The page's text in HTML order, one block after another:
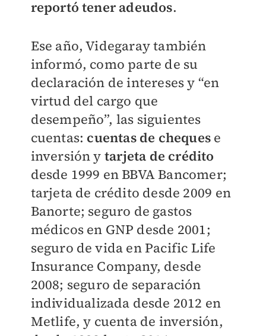
reportó tener adeudos.
Ese año, Videgaray también
informó, como parte de su
declaración de intereses y “en
virtud del cargo que
desempeño”, las siguientes
cuentas: cuentasde chequese
inversión y tarjeta de crédito
desde 1999 en BBVA Bancomer;
tarjeta de crédito desde 2009 en
Banorte; seguro de gastos
médicos en GNP desde 2001;
seguro de vida en Pacific Life
Insurance Company, desde
2008; seguro de separación
individualizada desde 2012 en
Metlife, y cuenta de inversión,